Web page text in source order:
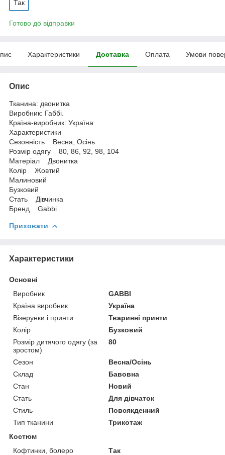
Так
Готово до відправки
Характеристики Доставка Оплата Умови
Опис
Тканина: двонитка
Виробник: Габбі.
Країна-виробник: Україна
Характеристики
Сезонність Весна, Осінь
Розмір одягу 80, 86, 92, 98, 104
Матеріал Двонитка
Колір Жовтий
Малиновий
Бузковий
Стать Дівчинка
Бренд Gabbi
Приховати
Характеристики
Основні
Виробник
GABBI
Країна виробник
Україна
Візерунки і принти
Тваринні принти
Колір
Бузковий
Розмір дитячого одягу (за
зростом)
80
Сезон
Весна/Осінь
Склад
Бавовна
Стан
Новий
Стать
Для дівчаток
Стиль
Повсякденний
Тип тканини
Трикотаж
Костюм
Кофтинки, болеро
Так